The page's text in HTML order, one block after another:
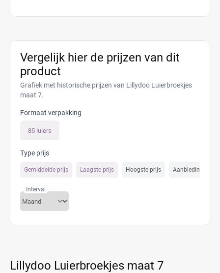
Vergelijk hier de prijzen van dit
product
Grafiek met historische prijzen van Lillydoo Luierbroekjes
maat 7.
Formaat verpakking
85 luiers
Type prijs
Gemiddelde prijs Laagste prijs Hoogste prijs Aanbiedings prijs
Interval
Lillydoo Luierbroekjes maat 7